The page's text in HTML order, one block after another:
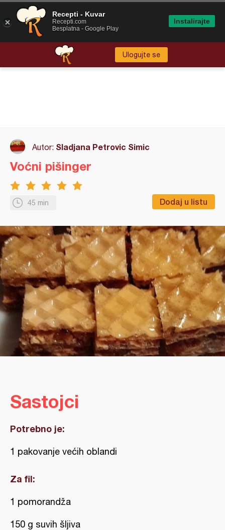
Ulogujte se
Autor: Sladjana Petrovic Simic
45 min Dodaj u listu
Voćni pišinger
Sastojci
Potrebno je:
1 pakovanje većih oblandi
Za fil:
1 pomorandža
150 g suvih šljiva
Recepti - Kuvar
Recepti.com
Besplatna - Google Play
Instalirajte